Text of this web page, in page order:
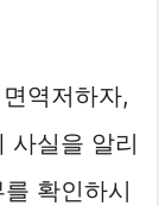
역저하자,
사실을 알리
확인하시